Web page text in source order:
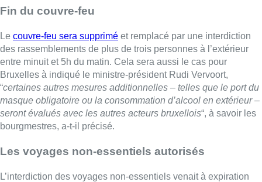
Fin du couvre-feu
Le couvre-feu sera supprimé et remplacé par une interdiction
des rassemblements de plus de trois personnes à l’extérieur
entre minuit et 5h du matin. Cela sera aussi le cas pour
Bruxelles à indiqué le ministre-président Rudi Vervoort,
“certaines autres mesures additionnelles – telles que le port du
masque obligatoire ou la consommation d’alcool en extérieur –
seront évalués avec les autres acteurs bruxellois“, à savoir les
bourgmestres, a-t-il précisé.
Les voyages non-essentiels autorisés
L’interdiction des voyages non-essentiels venait à expiration